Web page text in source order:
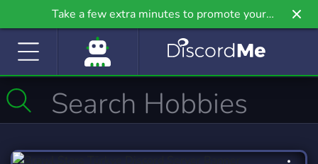
Take a few extra minutes to promote your
community even further on Griv.io, our newest